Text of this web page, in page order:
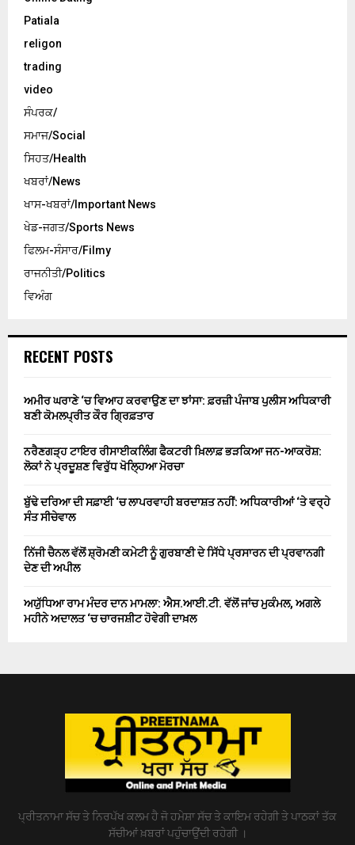
Patiala
religon
trading
video
ਸੰਪਰਕ/
ਸਮਾਜ/Social
ਸਿਹਤ/Health
ਖਬਰਾਂ/News
ਖਾਸ-ਖਬਰਾਂ/Important News
ਖੇਡ-ਜਗਤ/Sports News
ਫਿਲਮ-ਸੰਸਾਰ/Filmy
ਰਾਜਨੀਤੀ/Politics
ਵਿਅੰਗ
RECENT POSTS
ਅਮੀਰ ਘਰਾਣੇ ‘ਚ ਵਿਆਹ ਕਰਵਾਉਣ ਦਾ ਝਾਂਸਾ: ਫ਼ਰਜ਼ੀ ਪੰਜਾਬ ਪੁਲੀਸ ਅਧਿਕਾਰੀ
ਬਣੀ ਕੋਮਲਪ੍ਰੀਤ ਕੌਰ ਗ੍ਰਿਫ਼ਤਾਰ
ਨਰੈਣਗੜ੍ਹ ਟਾਇਰ ਰੀਸਾਈਕਲਿੰਗ ਫੈਕਟਰੀ ਖ਼ਿਲਾਫ਼ ਭੜਕਿਆ ਜਨ-ਆਕਰੋਸ਼:
ਲੋਕਾਂ ਨੇ ਪ੍ਰਦੂਸ਼ਣ ਵਿਰੁੱਧ ਖੋਲ੍ਹਿਆ ਮੋਰਚਾ
ਬੁੱਢੇ ਦਰਿਆ ਦੀ ਸਫ਼ਾਈ ‘ਚ ਲਾਪਰਵਾਹੀ ਬਰਦਾਸ਼ਤ ਨਹੀਂ: ਅਧਿਕਾਰੀਆਂ ‘ਤੇ ਵਰ੍ਹੇ
ਸੰਤ ਸੀਚੇਵਾਲ
ਨਿੱਜੀ ਚੈਨਲ ਵੱਲੋਂ ਸ਼੍ਰੋਮਣੀ ਕਮੇਟੀ ਨੂੰ ਗੁਰਬਾਣੀ ਦੇ ਸਿੱਧੇ ਪ੍ਰਸਾਰਨ ਦੀ ਪ੍ਰਵਾਨਗੀ
ਦੇਣ ਦੀ ਅਪੀਲ
ਅਯੁੱਧਿਆ ਰਾਮ ਮੰਦਰ ਦਾਨ ਮਾਮਲਾ: ਐਸ.ਆਈ.ਟੀ. ਵੱਲੋਂ ਜਾਂਚ ਮੁਕੰਮਲ, ਅਗਲੇ
ਮਹੀਨੇ ਅਦਾਲਤ ‘ਚ ਚਾਰਜਸ਼ੀਟ ਹੋਵੇਗੀ ਦਾਖ਼ਲ
ਪ੍ਰੀਤਨਾਮਾ ਸੱਚ ਤੇ ਨਿਰਪੱਖ ਕਲਮ ਹੈ ਜੋ ਹਮੇਸ਼ਾ ਸੱਚ ਤੇ ਕਾਇਮ ਰਹੇਗੀ ਤੇ ਪਾਠਕਾਂ ਤੱਕ
ਸੱਚੀਆਂ ਖ਼ਬਰਾਂ ਪਹੁੰਚਾਉਂਦੀ ਰਹੇਗੀ ।